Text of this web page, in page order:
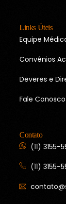
Links Úteis
Equipe
Convênios
Deveres e
Fale Conosco
Contato
(11) 3155-
(11) 3155-